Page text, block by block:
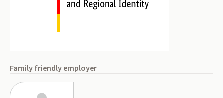
Family friendly employer